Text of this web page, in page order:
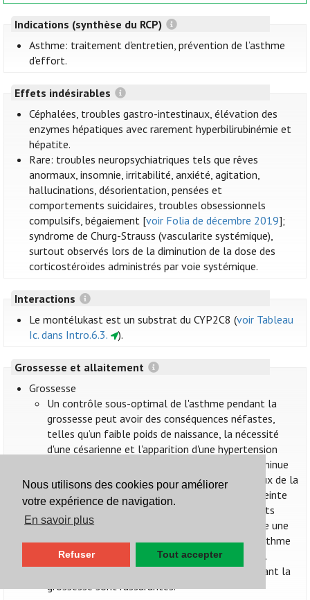
Nous utilisons des cookies pour améliorer
votre expérience de navigation.
En savoir plus
Refuser Tout accepter
Indications (synthèse du RCP)
Asthme: traitement d'entretien, prévention de l’asthme
d’effort.
Effets indésirables
Céphalées, troubles gastro-intestinaux, élévation des
enzymes hépatiques avec rarement hyperbilirubinémie et
hépatite.
Rare: troubles neuropsychiatriques tels que rêves
anormaux, insomnie, irritabilité, anxiété, agitation,
hallucinations, désorientation, pensées et
comportements suicidaires, troubles obsessionnels
compulsifs, bégaiement [voir Folia de décembre 2019];
syndrome de Churg-Strauss (vascularite systémique),
surtout observés lors de la diminution de la dose des
corticostéroïdes administrés par voie systémique.
Interactions
Le montélukast est un substrat du CYP2C8 (voir Tableau
Ic. dans Intro.6.3.
).
Grossesse et allaitement
Grossesse
Un contrôle sous-optimal de l'asthme pendant la
grossesse peut avoir des conséquences néfastes,
telles qu’un faible poids de naissance, la nécessité
d'une césarienne et l'apparition d'une hypertension
gravidique. Un contrôle adéquat de l'asthme diminue
probablement ces risques. Les principes généraux de la
prise en charge de l'asthme chez la femme enceinte
ne diffèrent pas de ceux chez les autres patients
asthmatiques. Une exacerbation aiguë nécessite une
prise en charge en urgence tant pour traiter l’asthme
de la patiente que pour éviter l'hypoxie fœtale.
Les données d’utilisation du montélukast pendant la
grossesse sont rassurantes.